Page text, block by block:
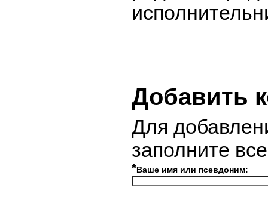
Добавить
Для
заполните
*Ваше имя или псевдоним: